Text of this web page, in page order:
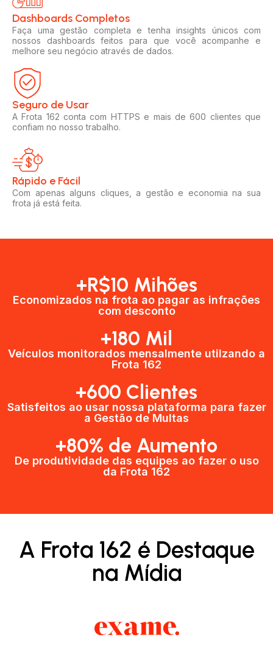
Dashboards Completos​​
Faça uma gestão completa e tenha insights únicos com
nossos dashboards feitos para que você acompanhe e
melhore seu negócio através de dados.
Seguro de Usar​
A Frota 162 conta com HTTPS e mais de 600 clientes que
confiam no nosso trabalho.
Rápido e Fácil​
Com apenas alguns cliques, a gestão e economia na sua
frota já está feita.
+R$10 Mihões
Economizados na frota ao pagar as infrações
com desconto
+180 Mil
Veículos monitorados mensalmente utilzando a
Frota 162
+600 Clientes​
Satisfeitos ao usar nossa plataforma para fazer
a Gestão de Multas​
+80% de Aumento
De produtividade das equipes ao fazer o uso
da Frota 162​
A Frota 162 é Destaque
na Mídia